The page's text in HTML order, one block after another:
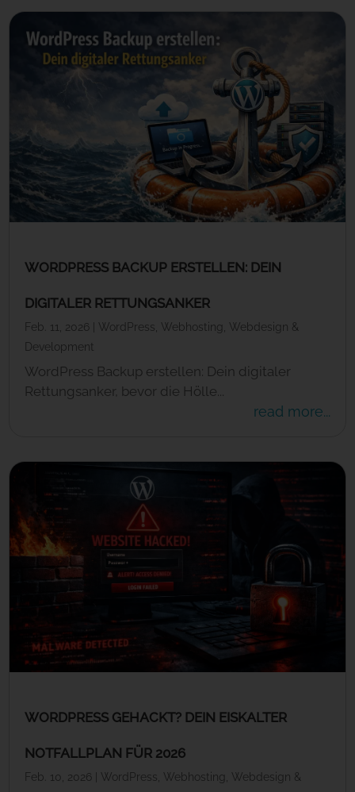
WORDPRESS BACKUP ERSTELLEN: DEIN
DIGITALER RETTUNGSANKER
Feb. 11, 2026 WordPress Webhosting
Webdesign &
Development
WordPress Backup erstellen: Dein digitaler
Rettungsanker, bevor die Hölle...
read more...
WORDPRESS GEHACKT? DEIN EISKALTER
NOTFALLPLAN FÜR 2026
Feb. 10, 2026 WordPress Webhosting
Webdesign &